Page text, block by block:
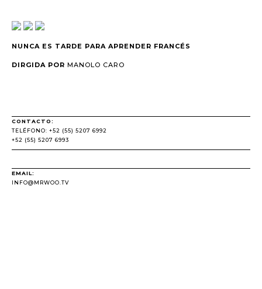
NUNCA ES TARDE PARA APRENDER FRANCÉS
DIRGIDA POR MANOLO CARO
CONTACTO:
TELÉFONO: +52 (55) 5207 6992
+52 (55) 5207 6993
EMAIL:
INFO@MRWOO.TV